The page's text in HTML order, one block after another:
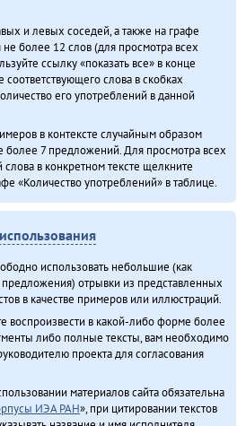
и левых соседей, а также на графе
не более 12 слов (для просмотра всех
ссылку «показать все» в конце
соответствующего слова в скобках
его употреблений в данной
в контексте случайным образом
более 7 предложений. Для просмотра всех
в конкретном тексте щелкните
«Количество употреблений» в таблице.
использовать небольшие (как
отрывки из представленных
в качестве примеров или иллюстраций.
воспроизвести в какой-либо форме более
либо полные тексты, вам необходимо
проекта для согласования
материалов сайта обязательна
ИЭА РАН», при цитировании текстов